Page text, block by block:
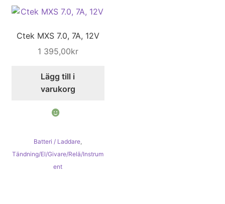
Ctek MXS 7.0, 7A, 12V
1 395,00kr
Lägg till i
varukorg
Batteri / Laddare
Tändning/El/Givare/Relä/Instrum
ent